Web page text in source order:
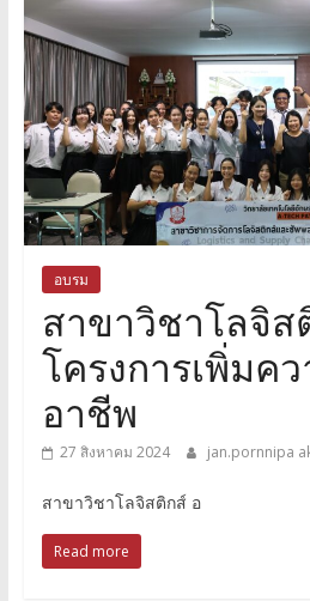
อบรม
สาขาวิชาโลจิส
โครงการเพิ่มค
อาชีพ
27 สิงหาคม 2024 jan.pornnipa
สาขาวิชาโลจิสติกส์ อ
Read more